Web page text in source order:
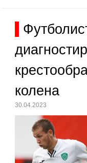
колена
30.04.2023